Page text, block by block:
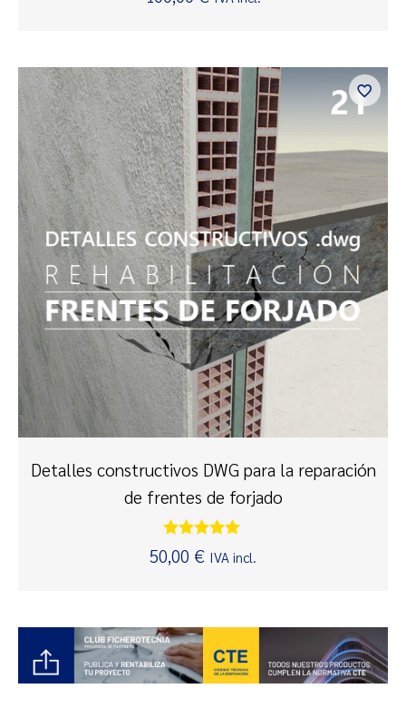
con
Detalles constructivos DWG para la reparación
de frentes de forjado
Valorado
con
50,00 € IVA incl.